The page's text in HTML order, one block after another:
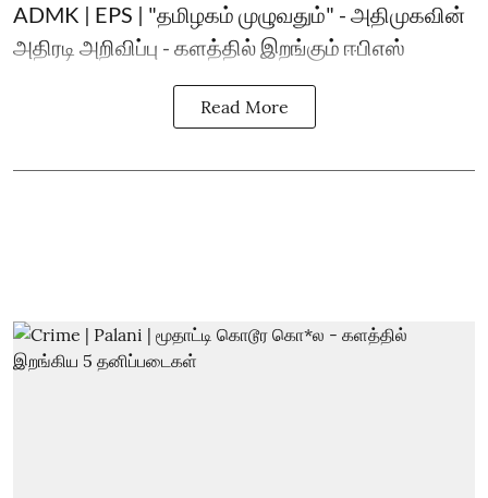
ADMK | EPS | "தமிழகம் முழுவதும்" - அதிமுகவின்
அதிரடி அறிவிப்பு - களத்தில் இறங்கும் ஈபிஎஸ்
Read More